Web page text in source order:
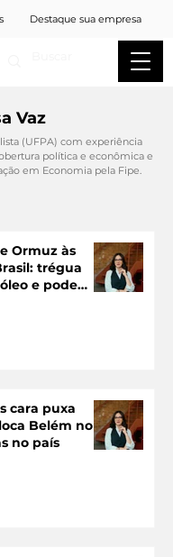
Destaque sua empresa
Vaz
(UFPA) com experiência
política e econômica e
em Economia pela Fipe.
Ormuz às
trégua
e pode
cara puxa
Belém no
no país